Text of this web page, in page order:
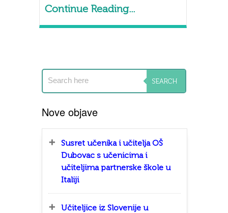
Continue Reading...
Nove objave
Susret učenika i učitelja OŠ
Dubovac s učenicima i
učiteljima partnerske škole u
Italiji
Učiteljice iz Slovenije u